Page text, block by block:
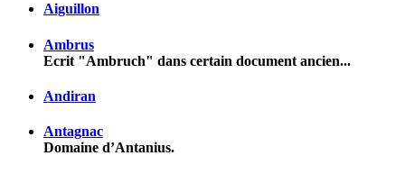
Aiguillon
Ambrus
Ecrit "Ambruch" dans certain document ancien...
Andiran
Antagnac
Domaine d’Antanius.